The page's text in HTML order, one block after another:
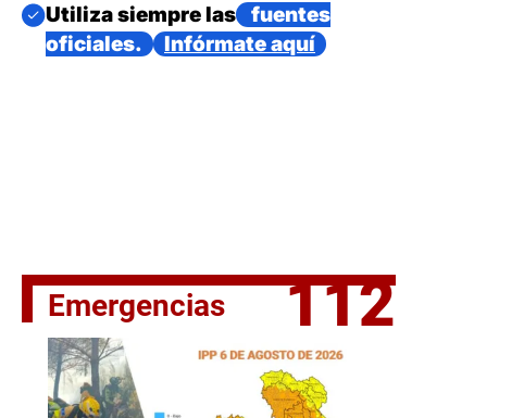
El jefe del Ejecutivo castellanomanchego, Emiliano García-
Imagen
Utiliza siempre las
fuentes
oficiales.
Infórmate aquí
Emergencias 112